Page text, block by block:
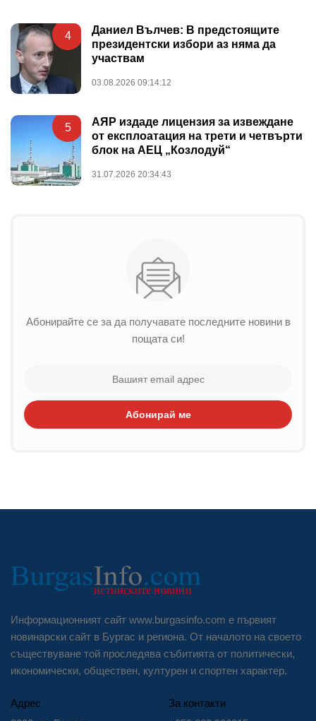
4
Даниел Вълчев: В предстоящите
президентски избори аз няма да
участвам
03.08.2026 09:14:12
5
АЯР издаде лицензия за извеждане
от експлоатация на трети и четвърти
блок на АЕЦ „Козлодуй“
31.07.2026 20:34:43
Абонирайте се за да получавате последните новини в
пощата си!
Абонирай ме
Информационният сайт www.burgasinfo.com е първият
новинарски сайт в Бургас и региона. От началото на своето
съществуване той проследява събитията от политически,
икономически, обществен, културен и спортен характер.
Адрес
За контакти